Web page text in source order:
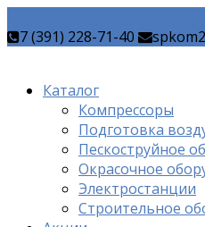
7 (391) 228-71-40
Каталог
Компрессоры
Подготовка
Пескоструйное
Окрасочное
Электростанции
Строительное